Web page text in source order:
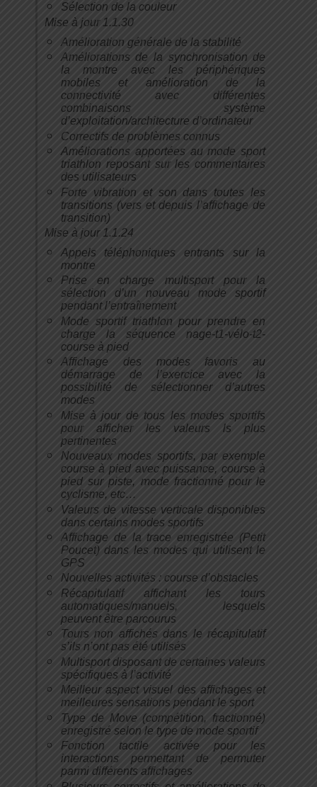
Sélection de la couleur
Mise à jour 1.1.30
Amélioration générale de la stabilité
Améliorations de la synchronisation de
la montre avec les périphériques
mobiles et amélioration de la
connectivité avec différentes
combinaisons système
d’exploitation/architecture d’ordinateur
Correctifs de problèmes connus
Améliorations apportées au mode sport
triathlon reposant sur les commentaires
des utilisateurs
Forte vibration et son dans toutes les
transitions (vers et depuis l’affichage de
transition)
Mise à jour 1.1.24
Appels téléphoniques entrants sur la
montre
Prise en charge multisport pour la
sélection d’un nouveau mode sportif
pendant l’entraînement
Mode sportif triathlon pour prendre en
charge la séquence nage-t1-vélo-t2-
course à pied
Affichage des modes favoris au
démarrage de l’exercice avec la
possibilité de sélectionner d’autres
modes
Mise à jour de tous les modes sportifs
pour afficher les valeurs ls plus
pertinentes
Nouveaux modes sportifs, par exemple
course à pied avec puissance, course à
pied sur piste, mode fractionné pour le
cyclisme, etc…
Valeurs de vitesse verticale disponibles
dans certains modes sportifs
Affichage de la trace enregistrée (Petit
Poucet) dans les modes qui utilisent le
GPS
Nouvelles activités : course d’obstacles
Récapitulatif affichant les tours
automatiques/manuels, lesquels
peuvent être parcourus
Tours non affichés dans le récapitulatif
s’ils n’ont pas été utilisés
Multisport disposant de certaines valeurs
spécifiques à l’activité
Meilleur aspect visuel des affichages et
meilleures sensations pendant le sport
Type de Move (compétition, fractionné)
enregistré selon le type de mode sportif
Fonction tactile activée pour les
interactions permettant de permuter
parmi différents affichages